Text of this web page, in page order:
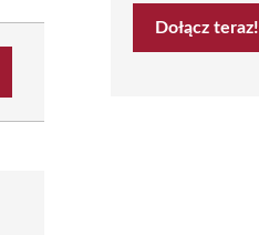
Dołącz teraz!